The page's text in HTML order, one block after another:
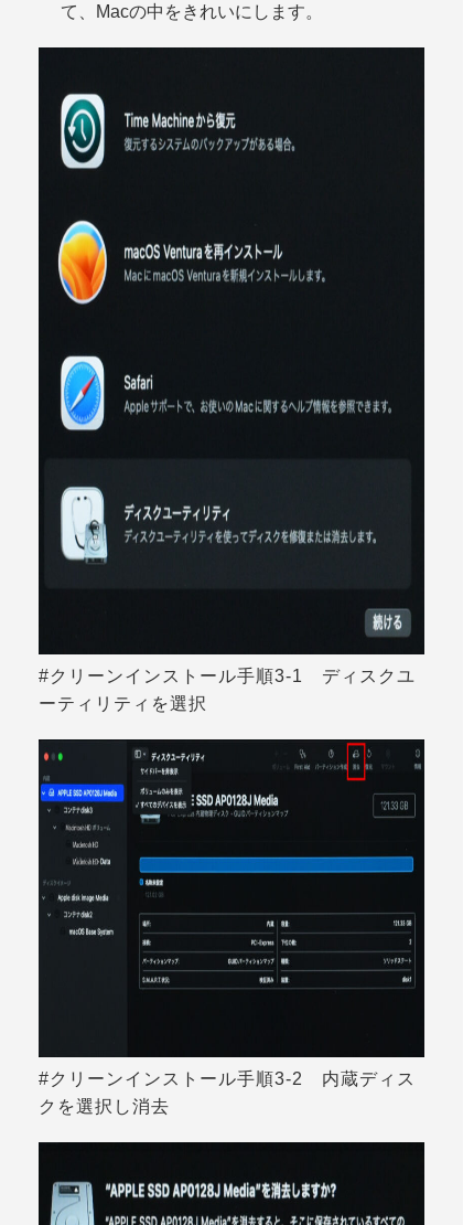
て、Macの中をきれいにします。
#クリーンインストール手順3-1 ディスクユ
ーティリティを選択
#クリーンインストール手順3-2 内蔵ディス
クを選択し消去